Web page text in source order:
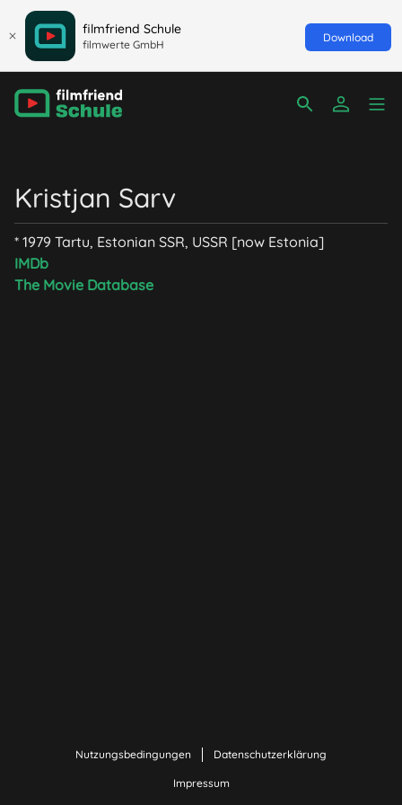
filmfriend Schule
filmwerte GmbH
Download
Kristjan Sarv
* 1979 Tartu, Estonian SSR, USSR [now Estonia]
IMDb
The Movie Database
Nutzungsbedingungen Datenschutzerklärung
Impressum